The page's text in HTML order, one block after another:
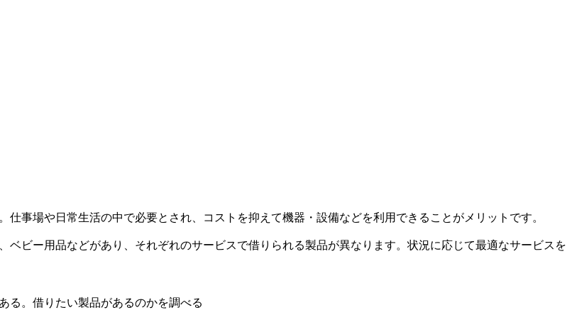
事場や日常生活の中で必要とされ、コストを抑えて機器・設備などを利用できることがメリットです。
ビー用品などがあり、それぞれのサービスで借りられる製品が異なります。状況に応じて最適なサービスを
る。借りたい製品があるのかを調べる